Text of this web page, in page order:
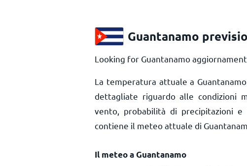
Guantanamo
Looking for Guantanamo
La temperatura attuale a
dettagliate riguardo alle condizioni
vento, probabilità di precipitazioni
contiene il meteo attuale di
Il meteo a Guantanamo